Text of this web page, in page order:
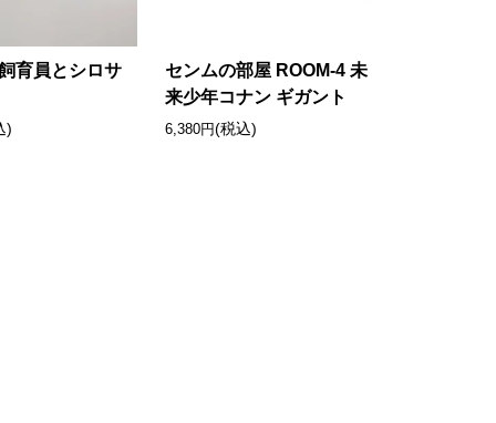
育員とシロサ
)
センムの部屋 ROOM-4 未
来少年コナン ギガント
6,380円(税込)